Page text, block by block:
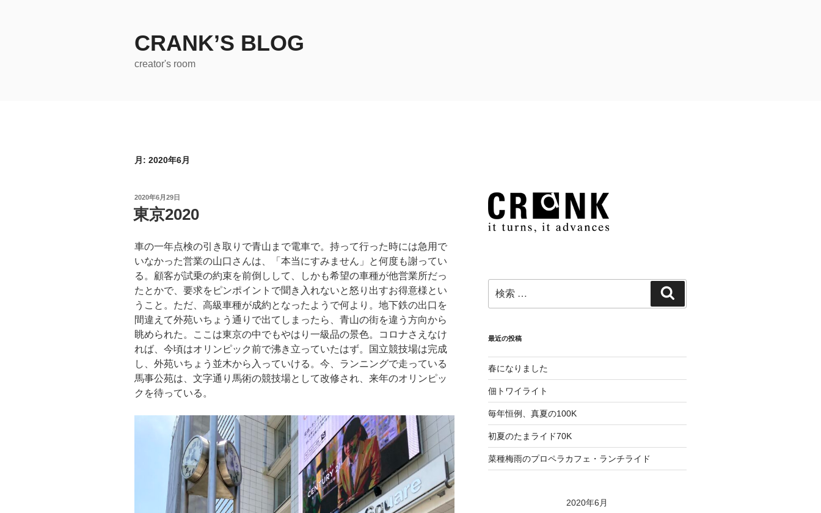
CRANK’S BLOG
creator's room
月: 2020年6月
投
稿
日:
2020年6月29日
東京2020
車の一年点検の引き取りで青山まで電車で。持って行った時には急用で
いなかった営業の山口さんは、「本当にすみません」と何度も謝ってい
る。顧客が試乗の約束を前倒しして、しかも希望の車種が他営業所だっ
たとかで、要求をピンポイントで聞き入れないと怒り出すお得意様とい
うこと。ただ、高級車種が成約となったようで何より。地下鉄の出口を
間違えて外苑いちょう通りで出てしまったら、青山の街を違う方向から
眺められた。ここは東京の中でもやはり一級品の景色。コロナさえなけ
れば、今頃はオリンピック前で沸き立っていたはず。国立競技場は完成
し、外苑いちょう並木から入っていける。今、ランニングで走っている
馬事公苑は、文字通り馬術の競技場として改修され、来年のオリンピッ
クを待っている。
索:
索
最近の投稿
春になりました
佃トワイライト
毎年恒例、真夏の100K
初夏のたまライド70K
菜種梅雨のプロペラカフェ・ランチライド
2020年6月